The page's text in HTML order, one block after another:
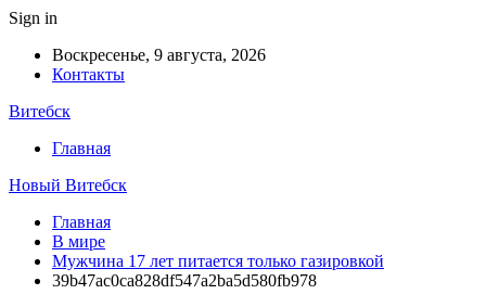
Sign in
Воскресенье, 9 августа, 2026
Контакты
Витебск
Главная
Новый Витебск
Главная
В мире
Мужчина 17 лет питается только газировкой
39b47ac0ca828df547a2ba5d580fb978